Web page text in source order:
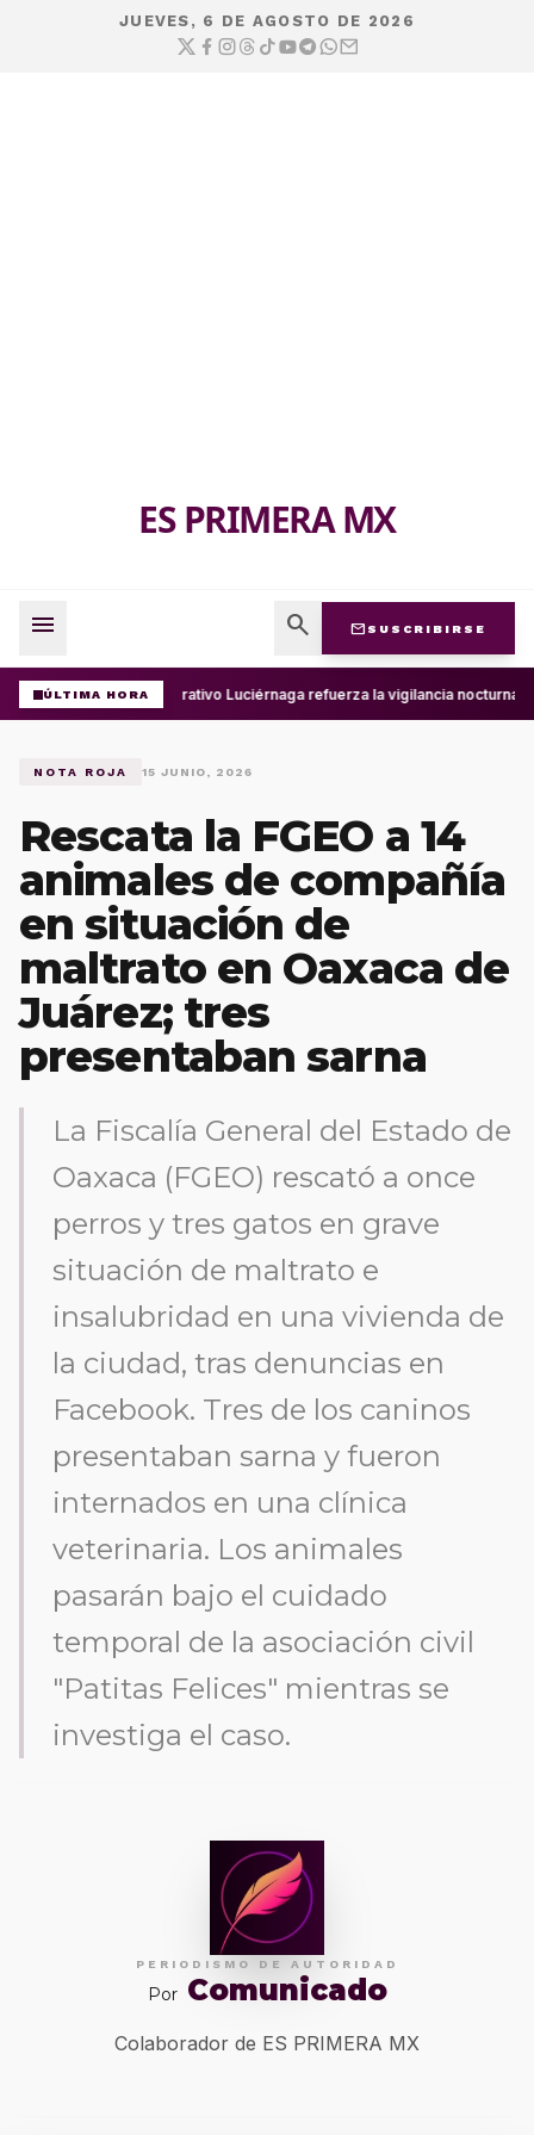
JUEVES, 6 DE AGOSTO DE 2026
ES PRIMERA MX
menu search mail SUSCRIBIRSE
ÚLTIMA HORAOperativo Luciérnaga refuerza la vigilancia nocturna
NOTA ROJA 15 JUNIO, 2026
Rescata la FGEO a 14
animales de compañía
en situación de
maltrato en Oaxaca de
Juárez; tres
presentaban sarna
La Fiscalía General del Estado de
Oaxaca (FGEO) rescató a once
perros y tres gatos en grave
situación de maltrato e
insalubridad en una vivienda de
la ciudad, tras denuncias en
Facebook. Tres de los caninos
presentaban sarna y fueron
internados en una clínica
veterinaria. Los animales
pasarán bajo el cuidado
temporal de la asociación civil
"Patitas Felices" mientras se
investiga el caso.
PERIODISMO DE AUTORIDAD
Por Comunicado
Colaborador de ES PRIMERA MX